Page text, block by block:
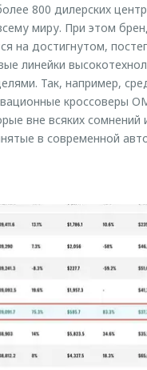
800 дилерских
миру. При этом
на достигнутом,
линейки
Так, например,
кроссоверы
вне всяких сомнений
в современной